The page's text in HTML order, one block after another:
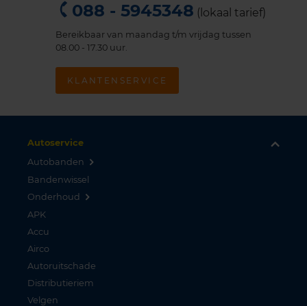
088 - 5945348 (lokaal tarief)
Bereikbaar van maandag t/m vrijdag tussen
08.00 - 17.30 uur.
KLANTENSERVICE
Autoservice
Autobanden
Bandenwissel
Onderhoud
APK
Accu
Airco
Autoruitschade
Distributieriem
Velgen